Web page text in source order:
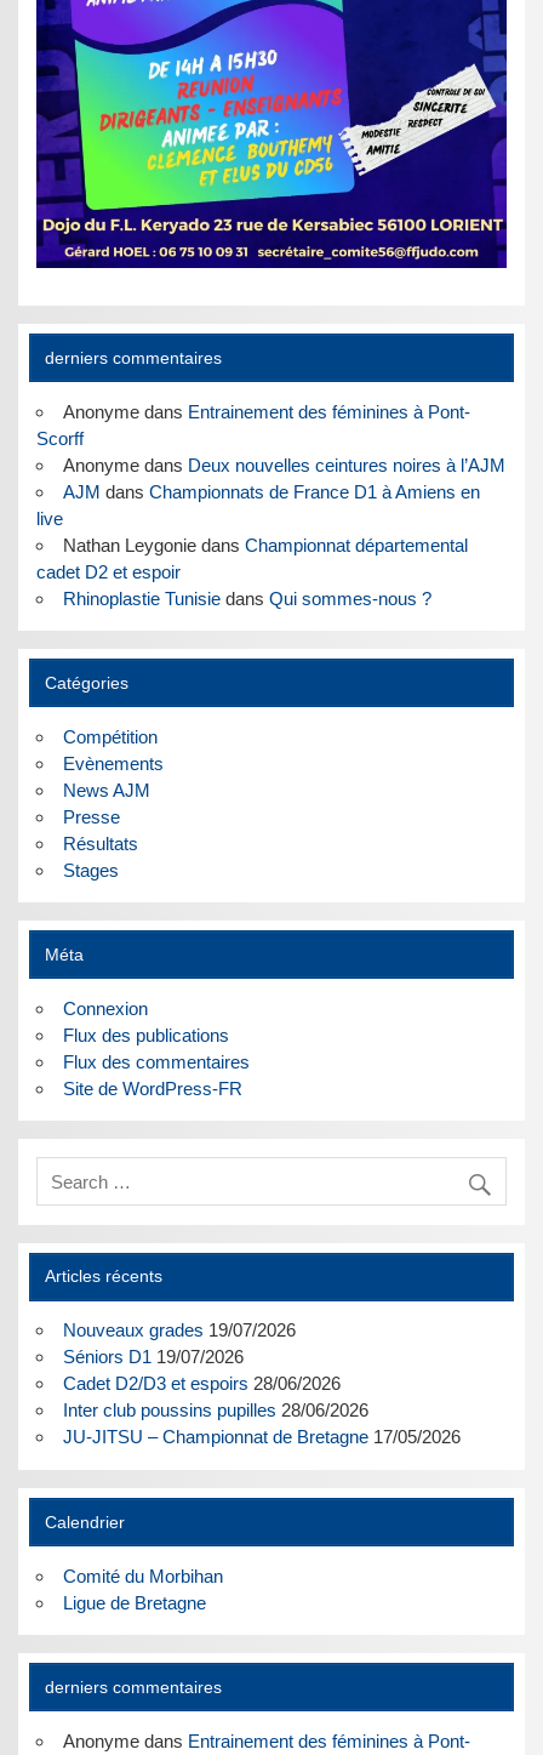
derniers commentaires
Anonymedans Entrainement des féminines à Pont-
Scorff
Anonymedans Deux nouvelles ceintures noires à l’AJM
AJM dans Championnats de France D1 à Amiens en
live
Nathan Leygoniedans Championnat départemental
cadet D2 et espoir
Rhinoplastie Tunisiedans Qui sommes-nous ?
Catégories
Compétition
Evènements
News AJM
Presse
Résultats
Stages
Méta
Connexion
Flux des publications
Flux des commentaires
Site de WordPress-FR
Articles récents
Nouveaux grades 19/07/2026
Séniors D1 19/07/2026
Cadet D2/D3 et espoirs 28/06/2026
Inter club poussins pupilles 28/06/2026
JU-JITSU – Championnat de Bretagne 17/05/2026
Calendrier
Comité du Morbihan
Ligue de Bretagne
derniers commentaires
Anonymedans Entrainement des féminines à Pont-